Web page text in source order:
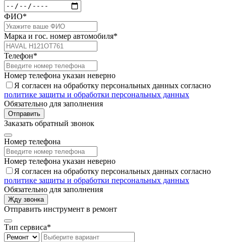
ФИО*
Марка и гос. номер автомобиля*
Телефон*
Номер телефона указан неверно
Я согласен на обработку персональных данных согласно
политике защиты и обработки персональных данных
Обязательно для заполнения
Отправить
Заказать обратный звонок
Номер телефона
Номер телефона указан неверно
Я согласен на обработку персональных данных согласно
политике защиты и обработки персональных данных
Обязательно для заполнения
Жду звонка
Отправить инструмент в ремонт
Тип сервиса*